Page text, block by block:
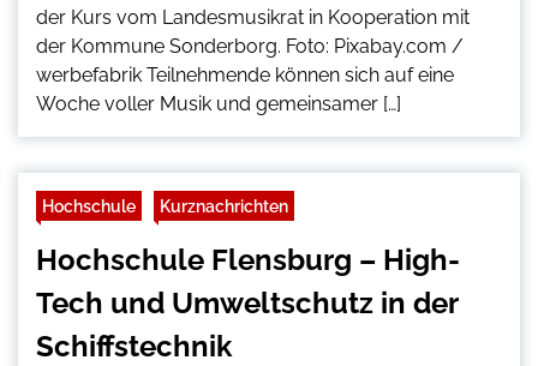
der Kurs vom Landesmusikrat in Kooperation mit
der Kommune Sonderborg. Foto: Pixabay.com /
werbefabrik Teilnehmende können sich auf eine
Woche voller Musik und gemeinsamer […]
Hochschule Kurznachrichten
Hochschule Flensburg – High-
Tech und Umweltschutz in der
Schiffstechnik